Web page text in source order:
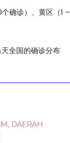
确诊）、黄区（1 –
全国的确诊分布